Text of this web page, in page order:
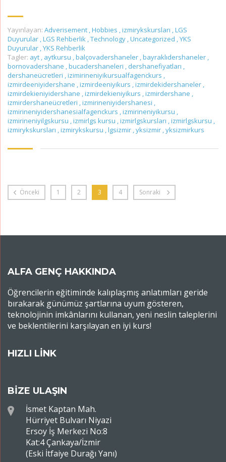
Yayınlayan: Adverisement ,Hobbies ,izmirykskursları ,LGS
Duyurular ,LGS Rehberlik ,Technology ,Uncategorized ,YKS
Duyurular ,YKS Rehberlik
Tagler: ayt , aytkursu ,balçovadershaneler ,bayraklıdershaneler ,
bornovadershane ,bucadershaneleri , dershanefiyatları ,
dershaneücretleri ,izimirineniyikursualfagenckurs ,
izmirdeeniyidershane ,izmirdeeniyikurs ,izmirdekidershaneler ,
izmirdekieniyidershane ,izmirdekieniyikurs ,izmirdershane ,
izmirdershaneücretleri ,izmirineniyidershanesi ,
izmirineniyidershanesialfagenckurs ,izmirineniyikursu ,
izmirineniyilgskursu ,izmirlgs kursu ,izmirlgskursları ,izmirlgskursu ,
izmirykskursları ,izmirykskursu ,lgsizmir ,yksizmir ,yksizmirkurs
Önceki 1 2 3 4 Sonraki
ALFA GENÇ HAKKINDA
Öğrencilerin eğitiminde kalıplaşmış anlatımları geride
bırakarak günümüz şartlarına uyum gösteren,
teknolojinin imkânlarını kullanan, yeni neslin taleplerini
ve beklentilerini karşılayan en iyi kurs!
HIZLI LİNK
BİZE ULAŞIN
İsmet Kaptan Mah.
Hürriyet Bulvarı Niyazi
Ersoy İş Merkezi No:8
Kat:4 Çankaya/İzmir
(Eski İtfaiye Durağı Yanı)